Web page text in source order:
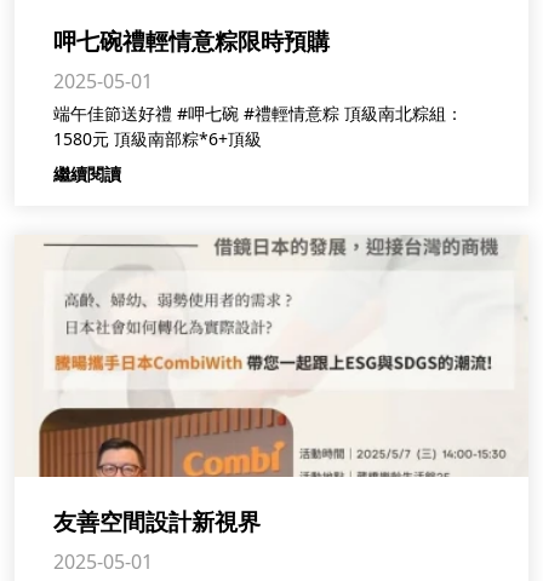
呷七碗禮輕情意粽限時預購
2025-05-01
端午佳節送好禮 #呷七碗 #禮輕情意粽 頂級南北粽組：
1580元 頂級南部粽*6+頂級
繼續閱讀
友善空間設計新視界
2025-05-01